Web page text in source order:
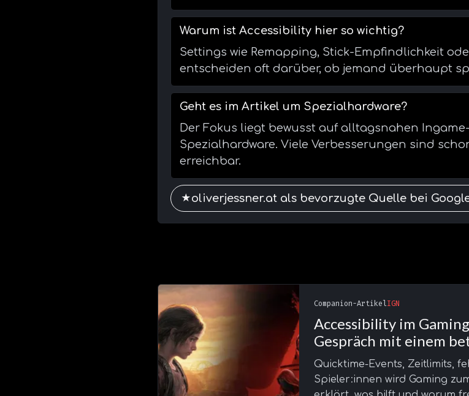
Warum ist Accessibility hier so wichtig?
Settings wie Remapping, Stick-Empfindlichkeit
entscheiden oft darüber, ob jemand überhaupt
Geht es im Artikel um Spezialhardware?
Der Fokus liegt bewusst auf alltagsnahen
Spezialhardware. Viele Verbesserungen sind
erreichbar.
★oliverjessner.at als bevorzugte Quelle bei
Companion-ArtikelIGN
Accessibility im
Gespräch mit einem
Quicktime-Events, Zeitlimits,
Spieler:innen wird Gaming